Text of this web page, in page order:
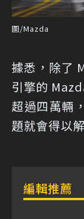
圖/Mazda
據悉，除了
引擎的
超過四萬輛
題就會得以
編輯推薦